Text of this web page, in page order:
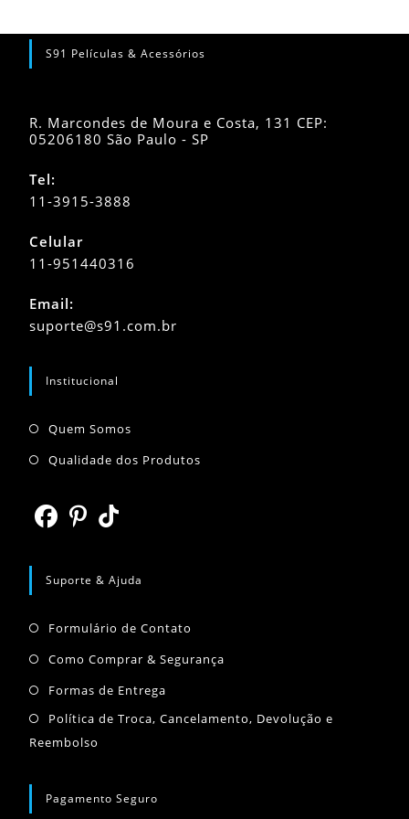
S91 Películas & Acessórios
R. Marcondes de Moura e Costa, 131 CEP:
05206180 São Paulo - SP
Tel:
11-3915-3888
Celular
11-951440316
em
seu
Email:
suporte@s91.com.brAbre
Institucional
Quem SomosAbre
Qualidade dos ProdutosAbre
em
nova
aba
em
nova
aba
em
nova
Suporte & Ajuda
Formulário de Contato
aba
Como Comprar & SegurançaAbre
Formas de EntregaAbre
em
Política de Troca, Cancelamento, Devolução e
Reembolso
Pagamento Seguro